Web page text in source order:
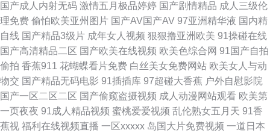
观看 99人人干人人干 超碰碰碰97操逼 欧美日韩ww 三色色欧美 丝袜足交网
址 国产精品肏屄电影 九一日韩 精品十三区 欧美a片在线 欧美色图无毒 精品
爱啪 国产无套普通话 手机看片玖玖草 午夜福利91视频 六月婷婷加勒比 久久
精品熟一区 青娱乐pron 日韩成人专区 五月婷婷色色 69导航 91基地伊人婷
国产成人内射无码 激情五月极品婷婷 国产剧情精品 成人三级伦
理免费 偷怕欧美亚州图片 国产AV国产AV 97亚洲精华液 国内精
自线 国产精品3级片 成年女人视频 狠狠撸亚洲欧美 91操碰在线
国产高清精品二区 国产欧美在线视频 欧美色综合网 91国产自拍
偷拍 香蕉911 花蝴蝶看片免费 白丝美女免费网站 欧美女人与动
物交 国产精品无码电影 91插插库 97超碰大香蕉 户外自慰影院
国产一区二区二区 国产偷窥盗摄视频 成人动漫网站观看 欧美第
一页夜夜 91成人精品视频 蜜桃爱爱视频 乱伦熟女五月天 91香
蕉视 福利在线视频直播 一区xxxxx 岛国大片免费视频 一道日本